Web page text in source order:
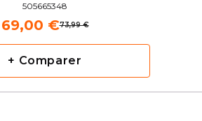
505665348
73,99 €
69,00 €
+ Comparer